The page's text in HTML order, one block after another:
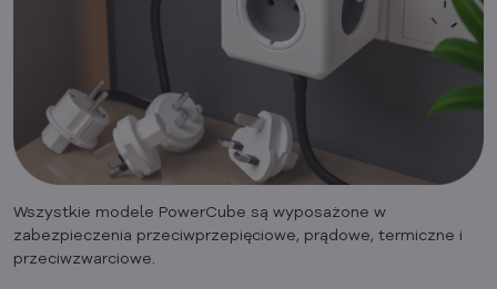
Wszystkie modele PowerCube są wyposażone w
zabezpieczenia przeciwprzepięciowe, prądowe, termiczne i
przeciwzwarciowe.